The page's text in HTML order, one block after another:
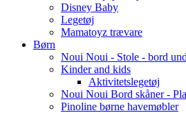
Disney Baby
Legetøj
Mamatoyz trævare
Børn
Noui Noui - Stole - bord
Kinder and kids
Aktivitetslegetøj
Noui Noui Bord skåner -
Pinoline børne havemøbler